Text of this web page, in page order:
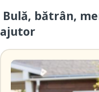
Bulă, bătrân,
ajutor